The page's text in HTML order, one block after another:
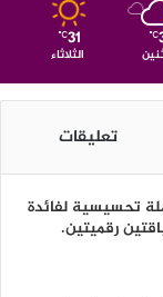
℃
31
℃
الثلاثاء
تعليقات
تحسيسية لفائدة
رقميتين.